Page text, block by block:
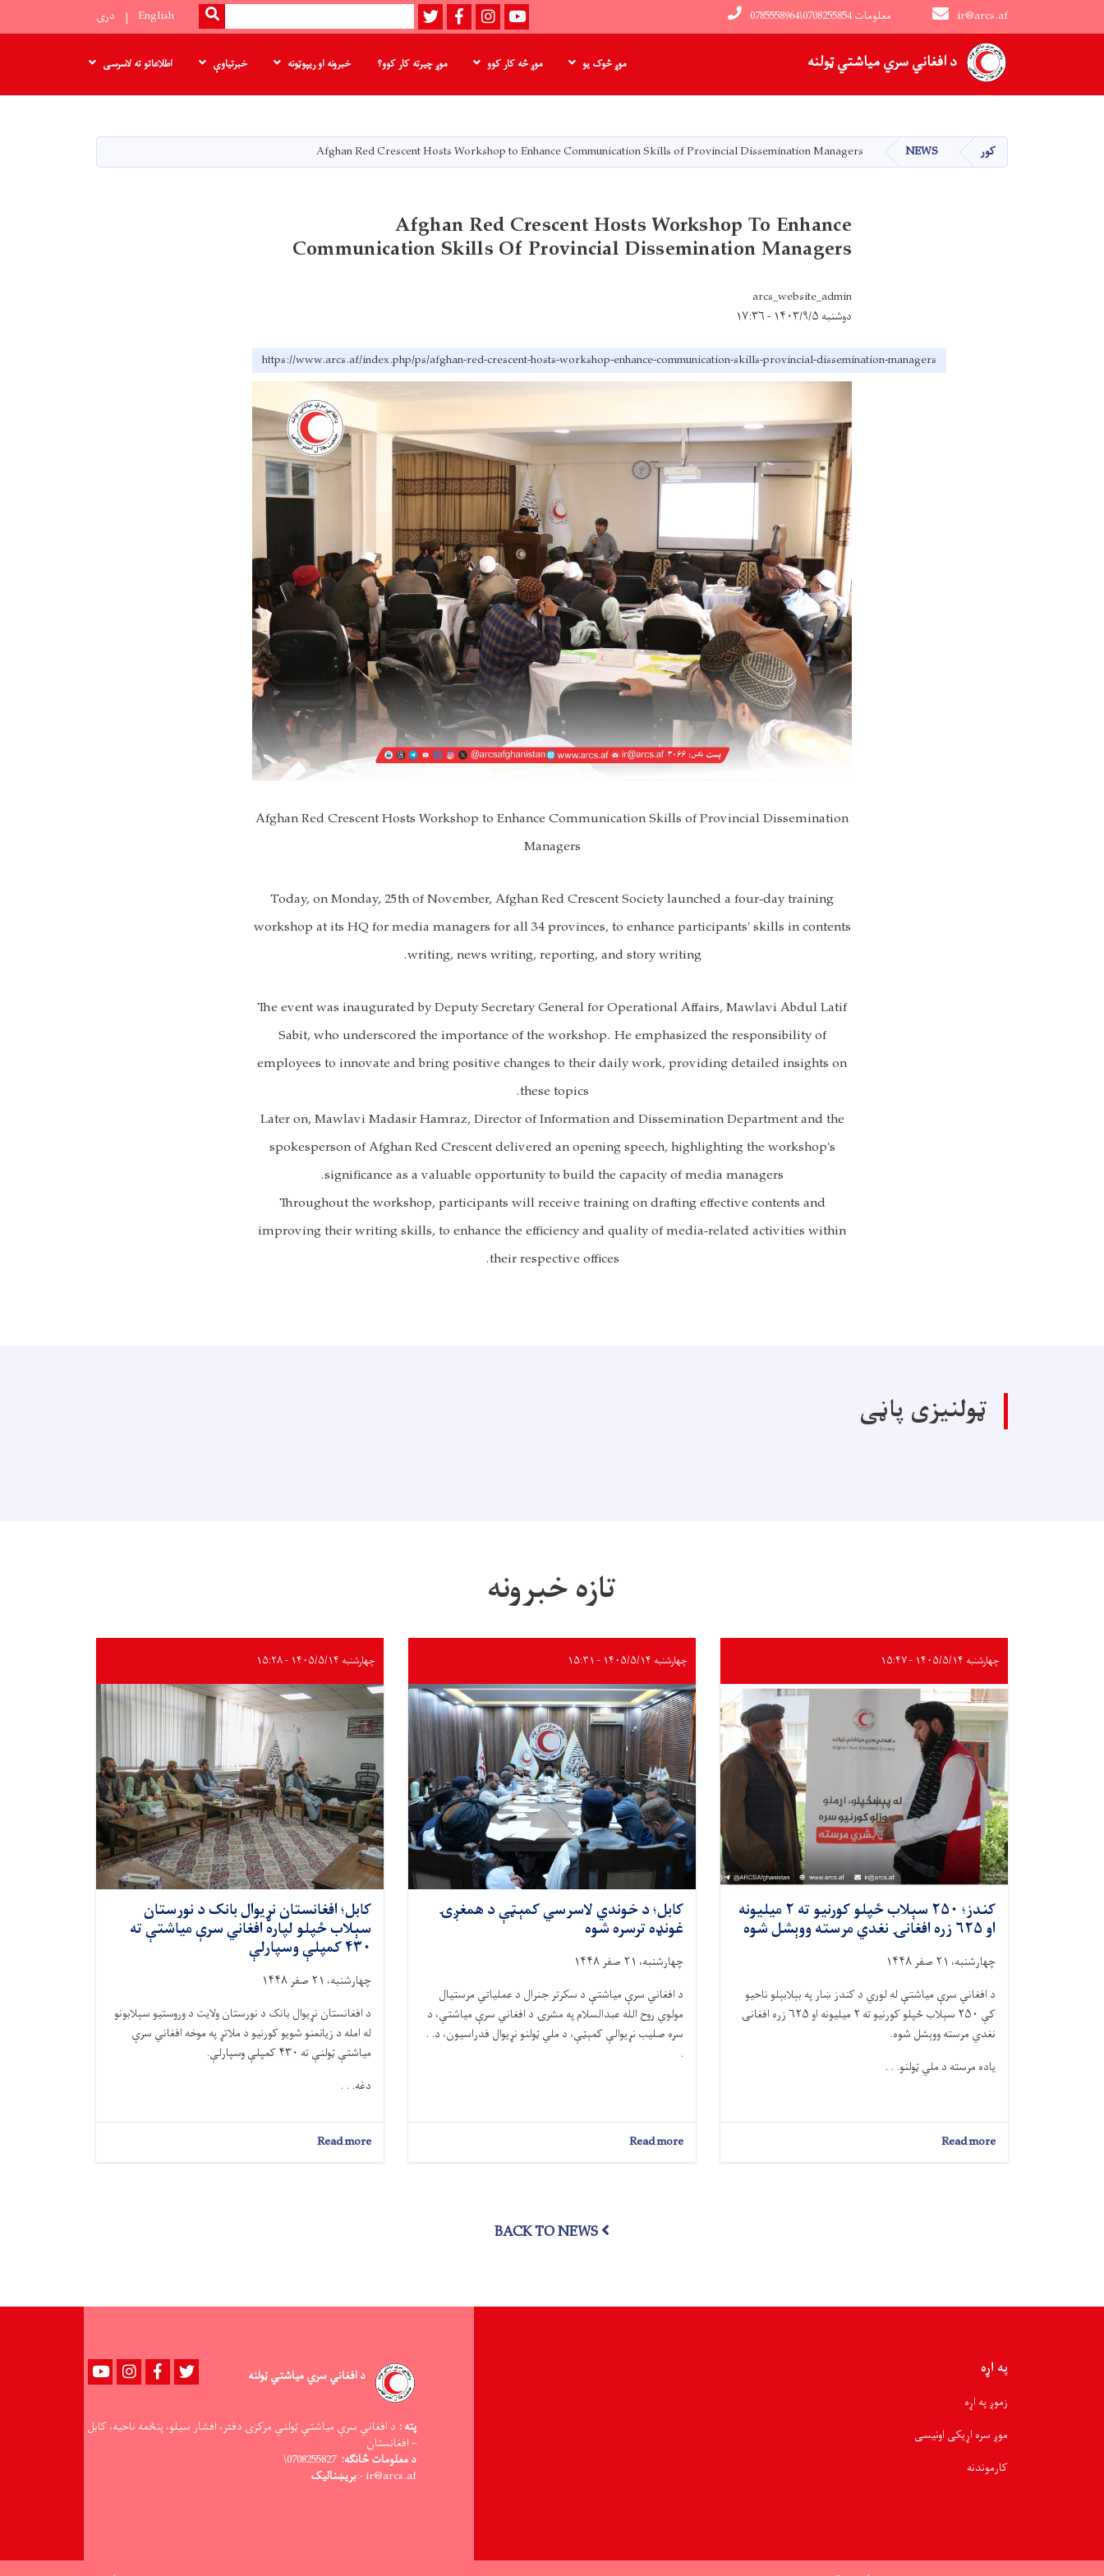
دانګل
د افغاني سري میاشتي ټولنه
ir@arcs.af 0785558964\0708255854 معلومات Youtube
instagram
Facebook
Twitter
لټون SEARCH
English دری
Main navigation
موږ څوک یو موږ څه کار کوو موږ چیرته کار کوو؟ خبرونه او ریپوټونه خبرتیاوې اطلاعاتو ته لاسرسی
کور NEWS
Afghan Red Crescent Hosts Workshop to Enhance Communication Skills of Provincial Dissemination Managers
Afghan Red Crescent Hosts Workshop To Enhance
Communication Skills Of Provincial Dissemination Managers
arcs_website_admin
دوشنبه ۱۴۰۳/۹/۵ - ۱۷:۳۶
https://www.arcs.af/index.php/ps/afghan-red-crescent-hosts-workshop-enhance-communication-skills-provincial-dissemination-managers
Afghan Red Crescent Hosts Workshop to Enhance Communication Skills of Provincial Dissemination
Managers
Today, on Monday, 25th of November, Afghan Red Crescent Society launched a four-day training
workshop at its HQ for media managers for all 34 provinces, to enhance participants' skills in contents
writing, news writing, reporting, and story writing.
The event was inaugurated by Deputy Secretary General for Operational Affairs, Mawlavi Abdul Latif
Sabit, who underscored the importance of the workshop. He emphasized the responsibility of
employees to innovate and bring positive changes to their daily work, providing detailed insights on
these topics.
Later on, Mawlavi Madasir Hamraz, Director of Information and Dissemination Department and the
spokesperson of Afghan Red Crescent delivered an opening speech, highlighting the workshop's
significance as a valuable opportunity to build the capacity of media managers.
Throughout the workshop, participants will receive training on drafting effective contents and
improving their writing skills, to enhance the efficiency and quality of media-related activities within
their respective offices.
ټولنیزی پاڼی
تازه خبرونه
چهارشنبه ۱۴۰۵/۵/۱۴ - ۱۵:۴۷
کندز؛ ۲۵۰ سېلاب ځپلو کورنیو ته ۲ میلیونه
او ۶۲۵ زره افغانۍ نغدي مرسته ووېشل شوه
چهارشنبه، ۲۱ صفر ۱۴۴۸
د افغاني سرې میاشتې له لوري د کندز ښار په بېلابېلو ناحیو
کې ۲۵۰ سېلاب ځپلو کورنیو ته ۲ میلیونه او ۶۲۵ زره افغانۍ
نغدي مرسته ووېشل شوه.
یاده مرسته د ملي ټولنو. . .
Read more
کندز؛
۶۲۵
چهارشنبه ۱۴۰۵/۵/۱۴ - ۱۵:۳۱
کابل؛ د خوندي لاسرسي کمېټې د همغږۍ
غونډه ترسره شوه
چهارشنبه، ۲۱ صفر ۱۴۴۸
د افغاني سرې میاشتې د سکرتر جنرال د عملیاتي مرستیال
مولوي روح الله عبدالسلام په مشرۍ د افغاني سرې میاشتې، د
سره صلیب نړیوالې کمېټې، د ملي ټولنو نړیوال فدراسیون، د. .
.
Read more
کابل؛
کمېټې
شوه
چهارشنبه ۱۴۰۵/۵/۱۴ - ۱۵:۲۸
کابل؛ افغانستان نړیوال بانک د نورستان
سېلاب ‌ځپلو لپاره افغاني سرې میاشتې ته
۴۳۰ کمپلې وسپارلې
چهارشنبه، ۲۱ صفر ۱۴۴۸
د افغانستان نړیوال بانک د نورستان ولایت د وروستیو سېلابونو
له امله د زیانمنو شویو کورنیو د ملاتړ په موخه افغاني سرې
میاشتې ټولنې ته ۴۳۰ کمپلې وسپارلې.
دغه. . .
Read more
کابل؛
افغاني
۴۳۰
کمپلې
BACK TO NEWS
په اړه
زموږ په اړه
موږ سره اړیکی اونیسی
کارموندنه
د افغاني سري میاشتي ټولنه YoutubeinstagramFacebook
پته : د افغاني سرې میاشتې ټولنې مرکزی دفتر، افشار سیلو، پنځمه ناحیه، کابل
– افغانستان
د معلومات څانګه: 0708255827\
ir@arcs.af -: بریښنالیک